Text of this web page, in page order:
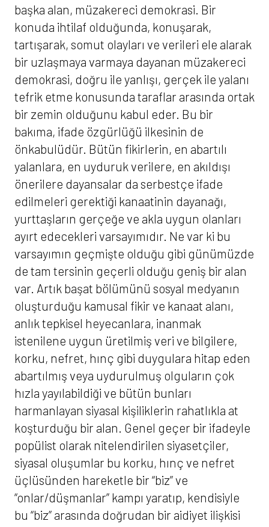
başka alan, müzakereci demokrasi. Bir
konuda ihtilaf olduğunda, konuşarak,
tartışarak, somut olayları ve verileri ele alarak
bir uzlaşmaya varmaya dayanan müzakereci
demokrasi, doğru ile yanlışı, gerçek ile yalanı
tefrik etme konusunda taraflar arasında ortak
bir zemin olduğunu kabul eder. Bu bir
bakıma, ifade özgürlüğü ilkesinin de
önkabulüdür. Bütün fikirlerin, en abartılı
yalanlara, en uyduruk verilere, en akıldışı
önerilere dayansalar da serbestçe ifade
edilmeleri gerektiği kanaatinin dayanağı,
yurttaşların gerçeğe ve akla uygun olanları
ayırt edecekleri varsayımıdır. Ne var ki bu
varsayımın geçmişte olduğu gibi günümüzde
de tam tersinin geçerli olduğu geniş bir alan
var. Artık başat bölümünü sosyal medyanın
oluşturduğu kamusal fikir ve kanaat alanı,
anlık tepkisel heyecanlara, inanmak
istenilene uygun üretilmiş veri ve bilgilere,
korku, nefret, hınç gibi duygulara hitap eden
abartılmış veya uydurulmuş olguların çok
hızla yayılabildiği ve bütün bunları
harmanlayan siyasal kişiliklerin rahatlıkla at
koşturduğu bir alan. Genel geçer bir ifadeyle
popülist olarak nitelendirilen siyasetçiler,
siyasal oluşumlar bu korku, hınç ve nefret
üçlüsünden hareketle bir “biz” ve
“onlar/düşmanlar” kampı yaratıp, kendisiyle
bu “biz” arasında doğrudan bir aidiyet ilişkisi